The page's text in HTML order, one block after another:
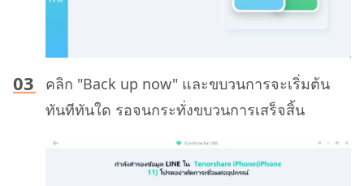
คลิก "Back up now" และขบวนการจะเริ่มต้น
ทันทีทันใด รอจนกระทั่งขบวนการเสร็จสิ้น